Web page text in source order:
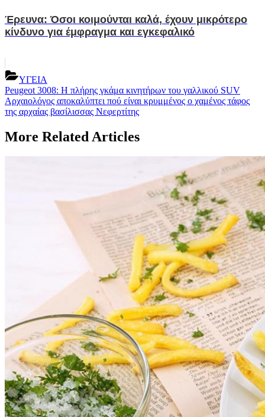
Έρευνα: Όσοι κοιμούνται καλά, έχουν μικρότερο
κίνδυνο για έμφραγμα και εγκεφαλικό
ΥΓΕΙΑ
Post
navigation
Previous
Post:
Peugeot 3008: Η πλήρης γκάμα κινητήρων του γαλλικού SUV
Next
Post:
Αρχαιολόγος αποκαλύπτει πού είναι κρυμμένος ο χαμένος τάφος
της αρχαίας βασίλισσας Νεφερτίτης
More Related Articles